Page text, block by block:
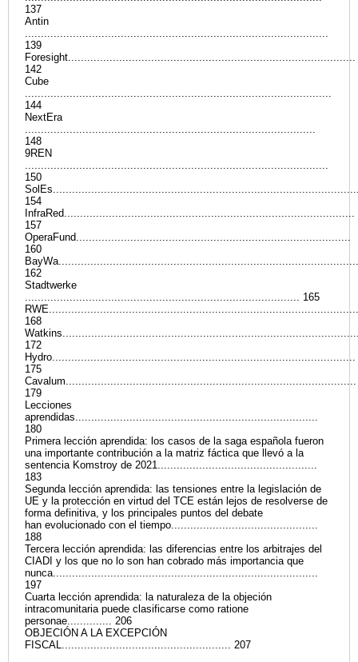
137
Antin
...............................................................................................
139
Foresight..........................................................................................
142
Cube
................................................................................................
144
NextEra
...........................................................................................
148
9REN
...............................................................................................
150
154
InfraRed...........................................................................................
157
OperaFund......................................................................................
160
162
Stadtwerke
...................................................................................... 165
168
172
Hydro...............................................................................................
175
Cavalum...........................................................................................
179
Lecciones
aprendidas............................................................................
180
Primera lección aprendida: los casos de la saga española fueron
una importante contribución a la matriz fáctica que llevó a la
sentencia Komstroy de 2021..................................................
183
Segunda lección aprendida: las tensiones entre la legislación de
UE y la protección en virtud del TCE están lejos de resolverse de
forma definitiva, y los principales puntos del debate
han evolucionado con el tiempo..............................................
188
Tercera lección aprendida: las diferencias entre los arbitrajes del
CIADI y los que no lo son han cobrado más importancia que
nunca...................................................................................
197
Cuarta lección aprendida: la naturaleza de la objeción
intracomunitaria puede clasificarse como ratione
personae.............. 206
OBJECIÓN A LA EXCEPCIÓN
FISCAL..................................................... 207